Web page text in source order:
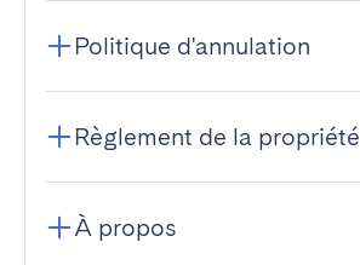
Politique d'annulation
Règlement de la propriété
À propos